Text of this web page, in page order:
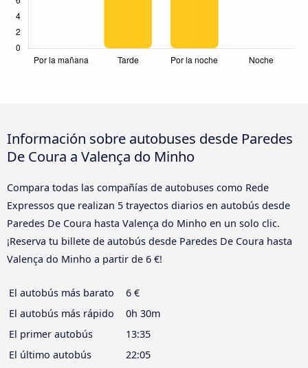
Información sobre autobuses desde Paredes
De Coura a Valença do Minho
Compara todas las compañías de autobuses como Rede
Expressos que realizan 5 trayectos diarios en autobús desde
Paredes De Coura hasta Valença do Minho en un solo clic.
¡Reserva tu billete de autobús desde Paredes De Coura hasta
Valença do Minho a partir de 6 €!
El autobús más barato
6 €
El autobús más rápido
0h 30m
El primer autobús
13:35
El último autobús
22:05